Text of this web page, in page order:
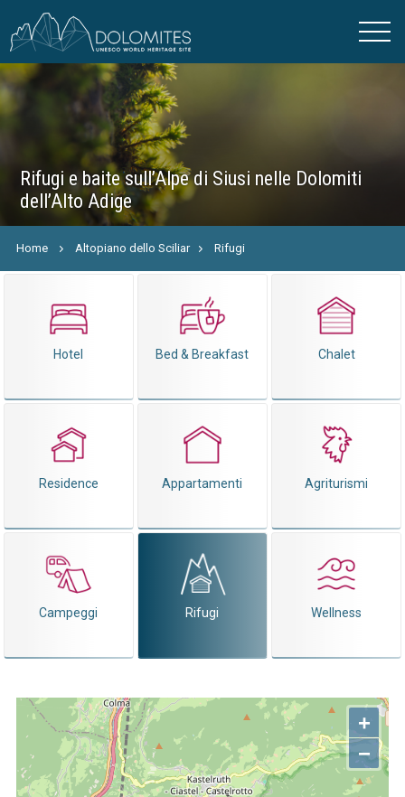
Rifugi e baite sull’Alpe di Siusi nelle Dolomiti
dell’Alto Adige
Home Altopiano dello Sciliar Rifugi
Hotel Bed & Breakfast Chalet
Residence Appartamenti Agriturismi
Campeggi Rifugi Wellness
+
−